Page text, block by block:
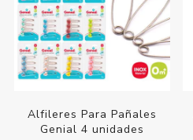
Alfileres Para Pañales
Genial 4 unidades